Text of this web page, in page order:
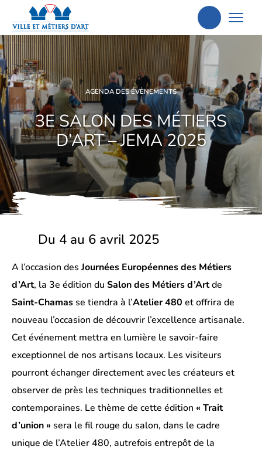
Aller
à
recherche
AGENDA DES ÉVÈNEMENTS
3E SALON DES MÉTIERS
D’ART – JEMA 2025
Du 4 au 6 avril 2025
A l’occasion desJournées Européennes des Métiers
d’Art, la 3e édition du Salon des Métiers d’Artde
Saint-Chamasse tiendra à l’Atelier 480 et offrira de
nouveau l’occasion de découvrir l’excellence artisanale.
Cet événement mettra en lumière le savoir-faire
exceptionnel de nos artisans locaux. Les visiteurs
pourront échanger directement avec les créateurs et
observer de près les techniques traditionnelles et
contemporaines. Le thème de cette édition « Trait
d’union » sera le fil rouge du salon, dans le cadre
unique de l’Atelier 480, autrefois entrepôt de la